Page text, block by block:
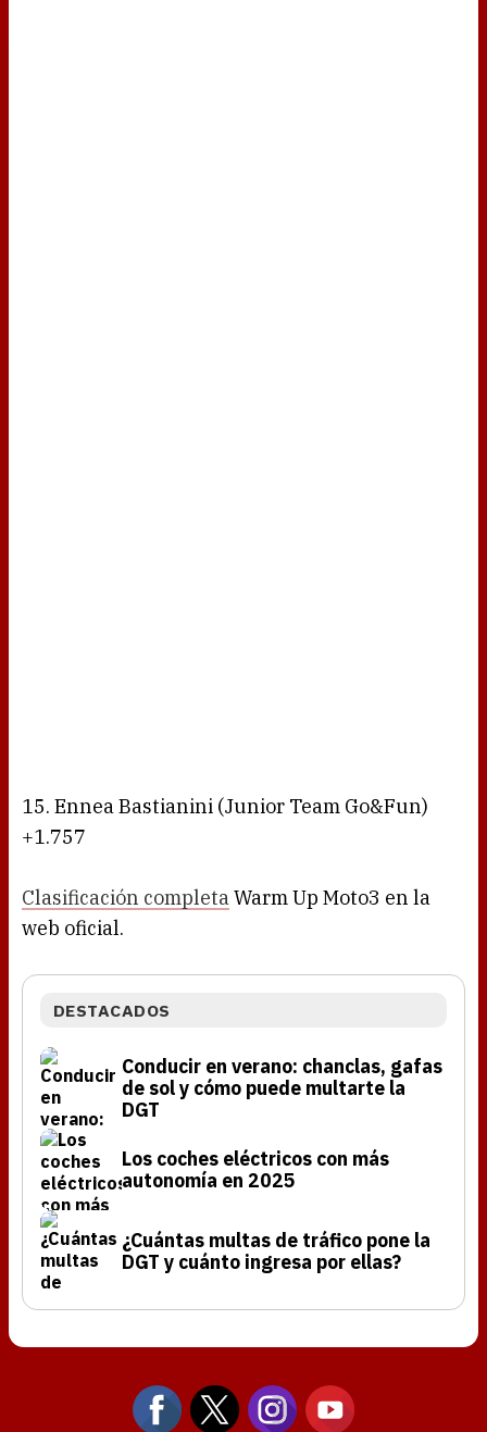
15. Ennea Bastianini (Junior Team Go&Fun)
+1.757
Clasificación completaWarm Up Moto3 en la
web oficial.
DESTACADOS
Conducir en verano: chanclas, gafas
de sol y cómo puede multarte la
DGT
Los coches eléctricos con más
autonomía en 2025
¿Cuántas multas de tráfico pone la
DGT y cuánto ingresa por ellas?